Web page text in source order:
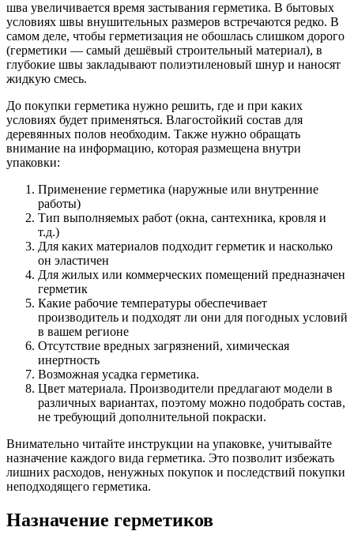
шва увеличивается время застывания герметика. В бытовых
условиях швы внушительных размеров встречаются редко. В
самом деле, чтобы герметизация не обошлась слишком дорого
(герметики — самый дешёвый строительный материал), в
глубокие швы закладывают полиэтиленовый шнур и наносят
жидкую смесь.
До покупки герметика нужно решить, где и при каких
условиях будет применяться. Влагостойкий состав для
деревянных полов необходим. Также нужно обращать
внимание на информацию, которая размещена внутри
упаковки:
Применение герметика (наружные или внутренние
работы)
Тип выполняемых работ (окна, сантехника, кровля и
т.д.)
Для каких материалов подходит герметик и насколько
он эластичен
Для жилых или коммерческих помещений предназначен
герметик
Какие рабочие температуры обеспечивает
производитель и подходят ли они для погодных условий
в вашем регионе
Отсутствие вредных загрязнений, химическая
инертность
Возможная усадка герметика.
Цвет материала. Производители предлагают модели в
различных вариантах, поэтому можно подобрать состав,
не требующий дополнительной покраски.
Внимательно читайте инструкции на упаковке, учитывайте
назначение каждого вида герметика. Это позволит избежать
лишних расходов, ненужных покупок и последствий покупки
неподходящего герметика.
Назначение герметиков